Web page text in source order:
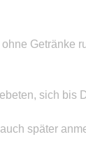
Getränke
sich bis
später